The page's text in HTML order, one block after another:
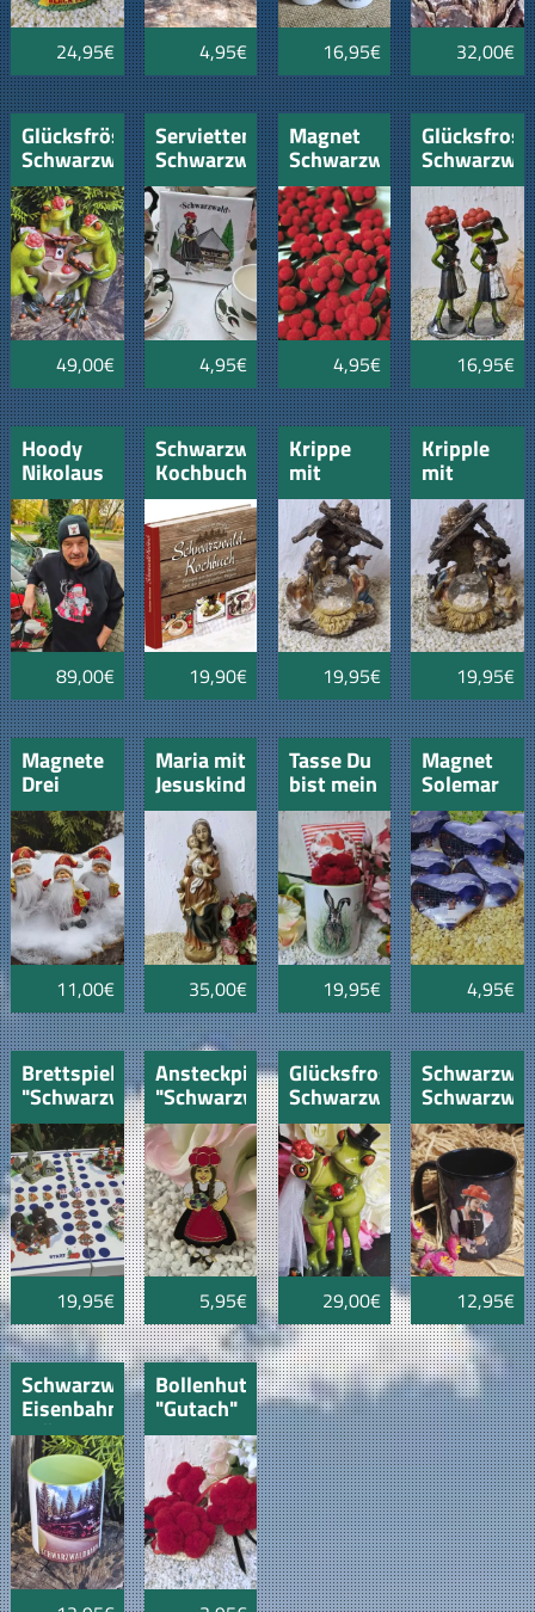
24,95€ 4,95€ 16,95€ 32,00€
Glücksfrösche
Schwarzwälder
Kartenspielerinnen
49,00€
Servietten
Schwarzwaldhaus
und
Schwarzwälderin
4,95€
Magnet
Schwarzwälder
Bollenhut
rot
4,95€ 16,95€
Hoody
Nikolaus
mit
Bollenhut
Hirsch
89,00€
Schwarzwälder
Kochbuch
19,90€
Krippe
mit
Schneekugel
19,95€
Kripple
mit
19,95€
Magnete
Drei
Weihnachtsmänner
11,00€
Maria mit
Jesuskind
30cm
35,00€
Tasse Du
bist mein
Lieblingshase
gefüllt
mit
Bonbons
und
Bollenhut
19,95€
Magnet
Solemar
Bad
Dürrheim
4,95€
Brettspiel
"Schwarzwald
19,95€
Ansteckpin
"Schwarzwaldmädel"
5,95€
Glücksfrosch
Schwarzwälder
Hochzeitspaar
29,00€
Black
Edition
12,95€
Schwarzwaldtasse
Eisenbahn
grün
Bollenhut
"Gutach"
5cm